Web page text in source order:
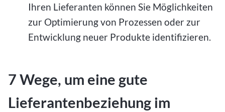
Ihren Lieferanten können Sie Möglichkeiten
zur Optimierung von Prozessen oder zur
Entwicklung neuer Produkte identifizieren.
7 Wege, um eine gute
Lieferantenbeziehung im